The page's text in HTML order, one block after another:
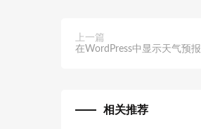
上一篇
在WordPress中显示天气预报
相关推荐